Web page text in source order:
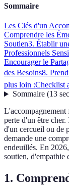
Sommaire
Les Clés d'un
Comprendre les
Soutien3. Établir
Professionnels
Encourager le
des Besoins8.
plus loin :Checklist
Sommaire(13
L'accompagnement
perte d'un être
d'un cercueil ou de
demande une
endeuillés. En
soutien, d'empathie
1.